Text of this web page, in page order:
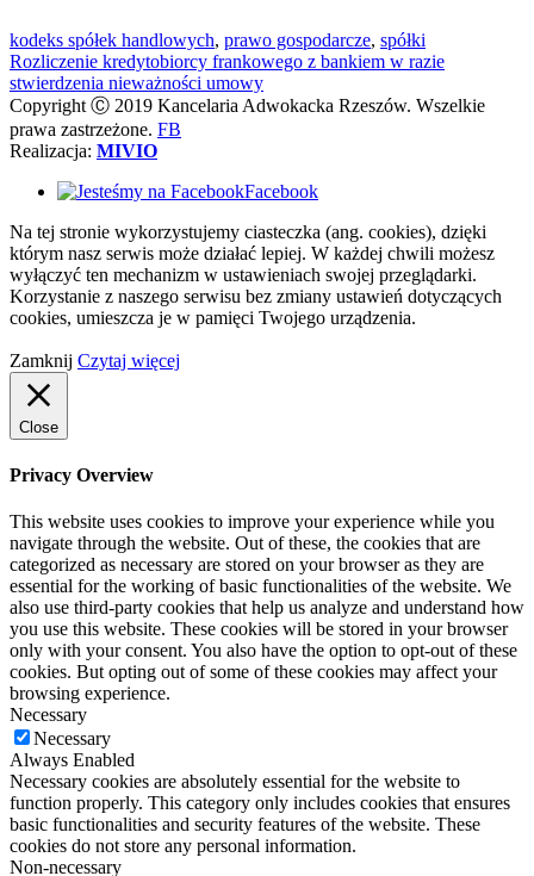
kodeks spółek handlowych, prawo gospodarcze, spółki
Rozliczenie kredytobiorcy frankowego z bankiem w razie
stwierdzenia nieważności umowy
Copyright Ⓒ 2019 Kancelaria Adwokacka Rzeszów. Wszelkie
prawa zastrzeżone. FB
Realizacja: MIVIO
Facebook
Na tej stronie wykorzystujemy ciasteczka (ang. cookies), dzięki
którym nasz serwis może działać lepiej. W każdej chwili możesz
wyłączyć ten mechanizm w ustawieniach swojej przeglądarki.
Korzystanie z naszego serwisu bez zmiany ustawień dotyczących
cookies, umieszcza je w pamięci Twojego urządzenia.
Zamknij Czytaj więcej
Close
Privacy Overview
This website uses cookies to improve your experience while you
navigate through the website. Out of these, the cookies that are
categorized as necessary are stored on your browser as they are
essential for the working of basic functionalities of the website. We
also use third-party cookies that help us analyze and understand how
you use this website. These cookies will be stored in your browser
only with your consent. You also have the option to opt-out of these
cookies. But opting out of some of these cookies may affect your
browsing experience.
Necessary
Necessary
Always Enabled
Necessary cookies are absolutely essential for the website to
function properly. This category only includes cookies that ensures
basic functionalities and security features of the website. These
cookies do not store any personal information.
Non-necessary